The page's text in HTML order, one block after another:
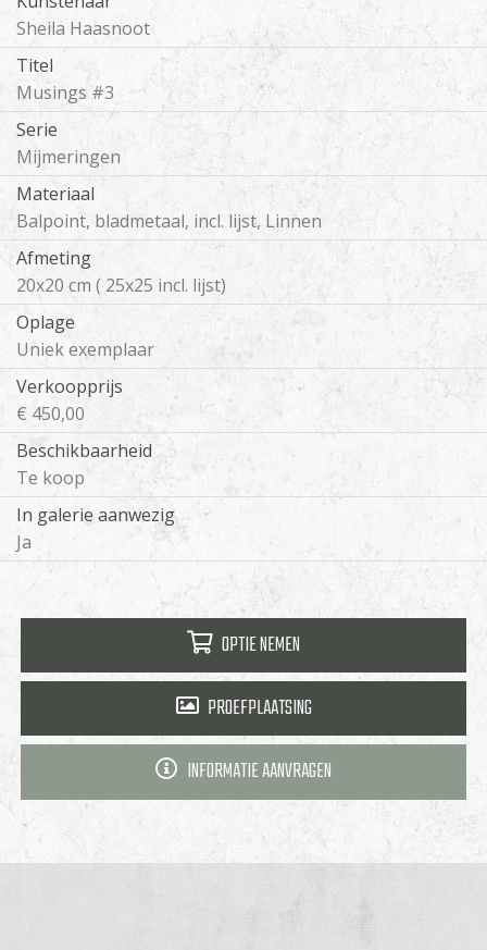
Sheila Haasnoot
Titel
Musings #3
Serie
Mijmeringen
Materiaal
Balpoint, bladmetaal, incl. lijst, Linnen
Afmeting
20x20 cm ( 25x25 incl. lijst)
Oplage
Uniek exemplaar
Verkoopprijs
€ 450,00
Beschikbaarheid
Te koop
In galerie aanwezig
Ja
OPTIE NEMEN
PROEFPLAATSING
INFORMATIE AANVRAGEN